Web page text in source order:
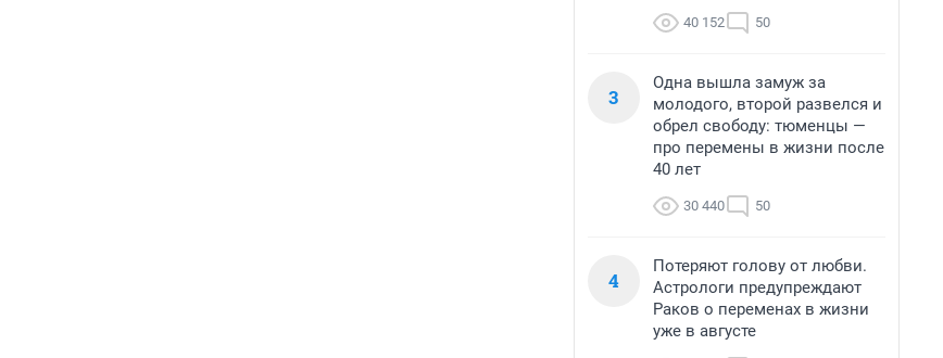
40 152 50
3
Одна вышла замуж за
молодого, второй развелся и
обрел свободу: тюменцы —
про перемены в жизни после
40 лет
30 440 50
4
Потеряют голову от любви.
Астрологи предупреждают
Раков о переменах в жизни
уже в августе